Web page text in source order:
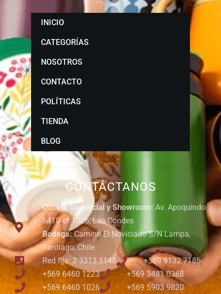
CONTÁCTANOS
Oficina comercial y Showroom: Av. Apoquindo
6410 of 1006, Las Condes
Bodega:Camino El Noviciado S/N Lampa,
Santiago, Chile
Red fija: 2 3313 1148
+569 9132 7186
+569 6460 1223
+569 3481 0368
+569 6460 1026
+569 5903 9820
INICIO
CATEGORÍAS
NOSOTROS
CONTACTO
POLÍTICAS
TIENDA
BLOG